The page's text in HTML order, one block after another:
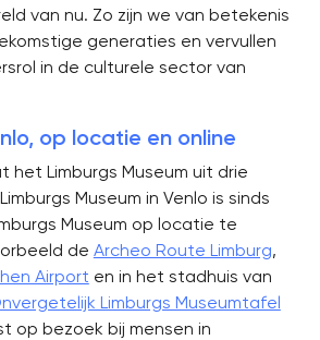
van nu. Zo zijn we van betekenis
generaties en vervullen
in de culturele sector van
op locatie en online
het Limburgs Museum uit drie
Museum in Venlo is sinds
Museum op locatie te
de Archeo Route Limburg,
Airport en in het stadhuis van
Limburgs Museumtafel
op bezoek bij mensen in